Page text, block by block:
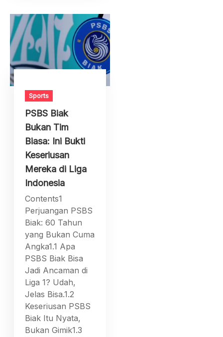
Sports
PSBS Biak
Bukan Tim
Biasa: Ini Bukti
Keseriusan
Mereka di Liga
Indonesia
Contents1
Perjuangan PSBS
Biak: 60 Tahun
yang Bukan Cuma
Angka1.1 Apa
PSBS Biak Bisa
Jadi Ancaman di
Liga 1? Udah,
Jelas Bisa.1.2
Keseriusan PSBS
Biak Itu Nyata,
Bukan Gimik1.3